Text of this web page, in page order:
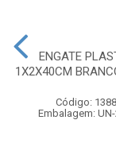
ENGATE
1X2X40CM
Código:
Embalagem: